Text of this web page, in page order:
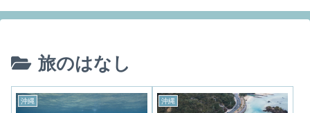
旅のはなし
沖縄 沖縄